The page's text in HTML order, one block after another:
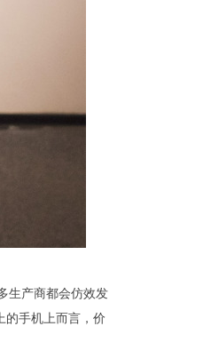
生产商都会仿效发
的手机上而言，价